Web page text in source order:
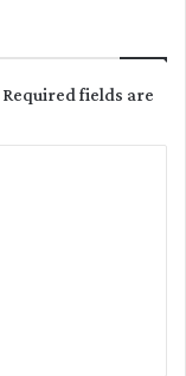
Required fields are